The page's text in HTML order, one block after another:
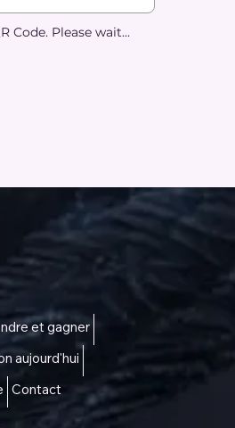
Code. Please wait...
et gagner
aujourd'hui
Contact